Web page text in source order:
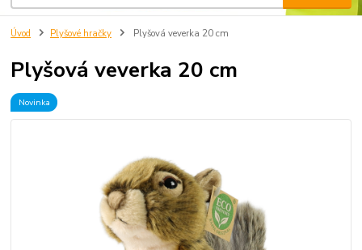
Úvod Plyšové hračky Plyšová veverka 20 cm
Plyšová veverka 20 cm
Novinka